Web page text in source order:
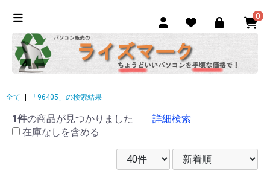
0
全て 「96405」の検索結果
1件の商品が見つかりました
詳細検索
在庫なしを含める